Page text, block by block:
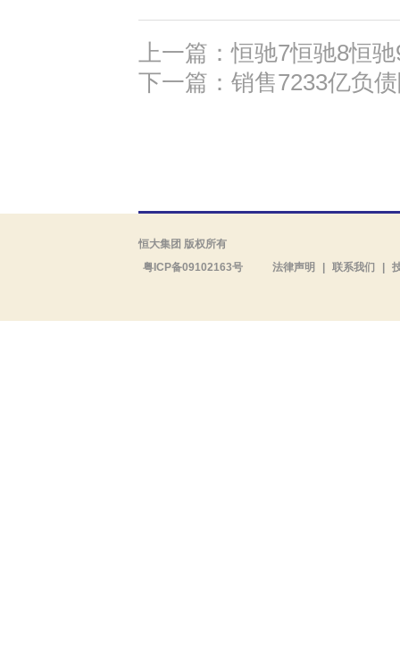
上一篇：恒驰7恒驰8恒
下一篇：销售7233亿负
恒大集团 版权所有
粤ICP备09102163号
法律声明 联系我们